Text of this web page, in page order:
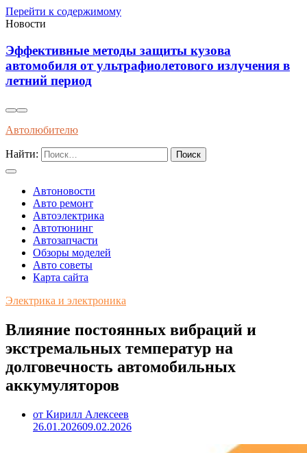
Перейти к содержимому
Новости
Эффективные методы защиты кузова
автомобиля от ультрафиолетового излучения в
летний период
Автолюбителю
Найти:
Автоновости
Авто ремонт
Автоэлектрика
Автотюнинг
Автозапчасти
Обзоры моделей
Авто советы
Карта сайта
Электрика и электроника
Влияние постоянных вибраций и
экстремальных температур на
долговечность автомобильных
аккумуляторов
от Кирилл Алексеев
26.01.202609.02.2026